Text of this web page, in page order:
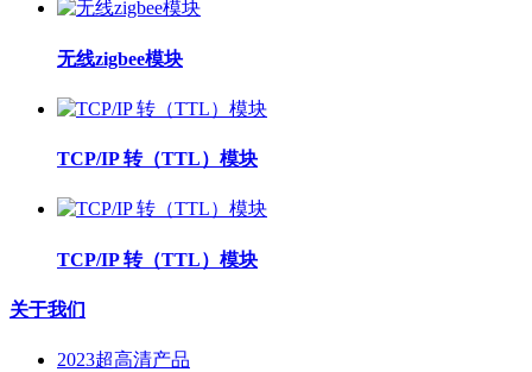
无线zigbee模块
TCP/IP 转（TTL）模块
TCP/IP 转（TTL）模块
关于我们
2023超高清产品